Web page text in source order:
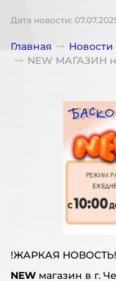
Дата новости:
Главная Новости
NEW МАГАЗИН
!ЖАРКАЯ НОВОСТЬ!
NEW магазин в г.